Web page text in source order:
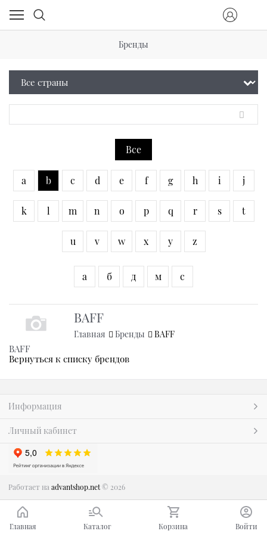
Бренды
Все
a b c d e f g h i j
k l m n o p q r s t
u v w x y z
а б д м с
BAFF
Главная Бренды BAFF
BAFF
Вернуться к списку брендов
Информация
Личный кабинет
Работает на advantshop.net© 2026
Главная Каталог Корзина Войти